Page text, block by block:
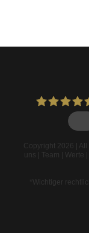
Copyright 2026 |
uns | Team | Werte |
*Wichtiger